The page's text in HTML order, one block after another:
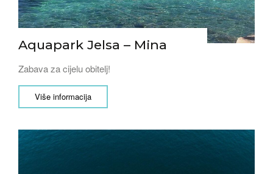
Aquapark Jelsa – Mina
Zabava za cijelu obitelj!
Više informacija